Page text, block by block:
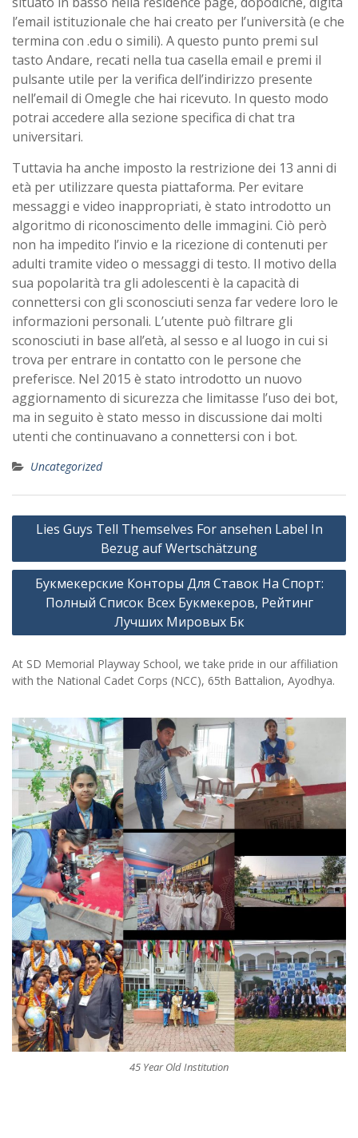
l’email istituzionale che hai creato per l’università (e che
termina con .edu o simili). A questo punto premi sul
tasto Andare, recati nella tua casella email e premi il
pulsante utile per la verifica dell’indirizzo presente
nell’email di Omegle che hai ricevuto. In questo modo
potrai accedere alla sezione specifica di chat tra
universitari.
Tuttavia ha anche imposto la restrizione dei 13 anni di
età per utilizzare questa piattaforma. Per evitare
messaggi e video inappropriati, è stato introdotto un
algoritmo di riconoscimento delle immagini. Ciò però
non ha impedito l’invio e la ricezione di contenuti per
adulti tramite video o messaggi di testo. Il motivo della
sua popolarità tra gli adolescenti è la capacità di
connettersi con gli sconosciuti senza far vedere loro le
informazioni personali. L’utente può filtrare gli
sconosciuti in base all’età, al sesso e al luogo in cui si
trova per entrare in contatto con le persone che
preferisce. Nel 2015 è stato introdotto un nuovo
aggiornamento di sicurezza che limitasse l’uso dei bot,
ma in seguito è stato messo in discussione dai molti
utenti che continuavano a connettersi con i bot.
Uncategorized
Post
navigation
Lies Guys Tell Themselves For ansehen Label In
Bezug auf Wertschätzung
Букмекерские Конторы Для Ставок На Спорт:
Полный Список Всех Букмекеров, Рейтинг
Лучших Мировых Бк
At SD Memorial Playway School, we take pride in our affiliation
with the National Cadet Corps (NCC), 65th Battalion, Ayodhya.
45 Year Old Institution